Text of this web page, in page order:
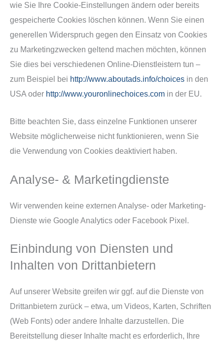
wie Sie Ihre Cookie-Einstellungen ändern oder bereits
gespeicherte Cookies löschen können. Wenn Sie einen
generellen Widerspruch gegen den Einsatz von Cookies
zu Marketingzwecken geltend machen möchten, können
Sie dies bei verschiedenen Online-Dienstleistern tun –
zum Beispiel bei http://www.aboutads.info/choices in den
USA oder http://www.youronlinechoices.com in der EU.
Bitte beachten Sie, dass einzelne Funktionen unserer
Website möglicherweise nicht funktionieren, wenn Sie
die Verwendung von Cookies deaktiviert haben.
Analyse- & Marketingdienste
Wir verwenden keine externen Analyse- oder Marketing-
Dienste wie Google Analytics oder Facebook Pixel.
Einbindung von Diensten und
Inhalten von Drittanbietern
Auf unserer Website greifen wir ggf. auf die Dienste von
Drittanbietern zurück – etwa, um Videos, Karten, Schriften
(Web Fonts) oder andere Inhalte darzustellen. Die
Bereitstellung dieser Inhalte macht es erforderlich, Ihre